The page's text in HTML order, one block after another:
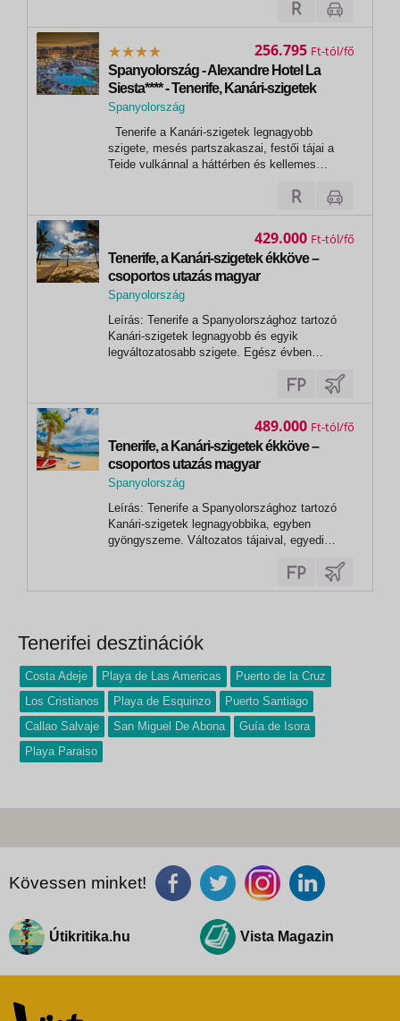
sziklákba ütköznek az Atlanti-óceán hatalmas
hullámai, míg a déli részén varázslatos
Spanyolország - Alexandre Hotel La
Siesta**** - Tenerife, Kanári-szigetek
Spanyolország
playa de las americas
Tenerife a Kanári-szigetek legnagyobb
szigete, mesés partszakaszai, festői tájai a
Teide vulkánnal a háttérben és kellemes
északi részén sziklákba ütköznek az Atlanti-
óceán hatalmas hullámai, míg a déli részén
256.795 Ft
Tenerife, a Kanári-szigetek ékköve –
csoportos utazás magyar
idegenvezetéssel 2027.03.12-19.
Spanyolország
Costa Adeje
Leírás: Tenerife a Spanyolországhoz tartozó
Kanári-szigetek legnagyobb és egyik
legváltozatosabb szigete. Egész évben
adottságaival és gazdag kulturális örökségével
méltán tartozik Európa legkedveltebb úti céljai
429.000 Ft
Tenerife, a Kanári-szigetek ékköve –
csoportos utazás magyar
idegenvezetéssel 2026.10.28.-11.04.
Spanyolország
Costa Adeje
Leírás: Tenerife a Spanyolországhoz tartozó
Kanári-szigetek legnagyobbika, egyben
gyöngyszeme. Változatos tájaival, egyedi
nem véletlenül örvend népszerűségének. A
sziget a vulkáni fekete- és aranyhomokos
489.000 Ft
Tenerifei desztinációk
Costa Adeje Playa de Las Americas
Puerto de la Cruz
Los Cristianos
Playa de Esquinzo
Puerto Santiago
Callao Salvaje
San Miguel De Abona
Guía de Isora
Playa Paraiso
Kövessen minket!
Útikritika.hu Vista Magazin